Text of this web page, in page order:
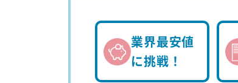
業界最安値
に挑戦！